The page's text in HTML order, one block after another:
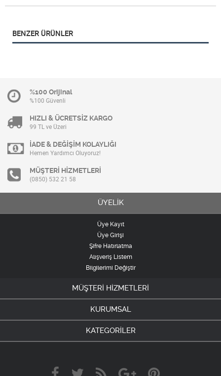
BENZER ÜRÜNLER
%100 Orijinal
%100 Güvenli
HIZLI & ÜCRETSİZ KARGO
99 TL ve Üzeri
İADE & DEĞİŞİM KOLAYLIĞI
Hemen Yardımcı Oluyoruz!
MÜŞTERİ HİZMETLERİ
(0850) 532 21 58
ÜYELİK
Üye Kayıt
Üye Girişi
Şifre Hatırlatma
Alışveriş Listem
Bilgilerimi Değiştir
MÜŞTERİ HİZMETLERİ
KURUMSAL
KATEGORİLER